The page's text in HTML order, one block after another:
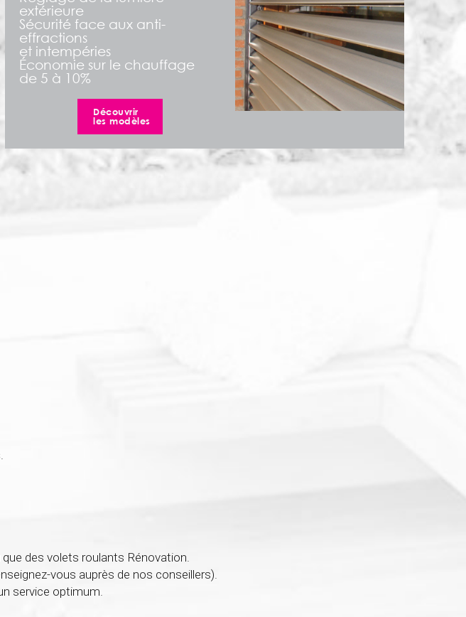
extérieure
Sécurité face aux anti-
effractions
et intempéries
Économie sur le chauffage
de 5 à 10%
Découvrir
les modèles
des volets roulants Rénovation.
vous auprès de nos conseillers).
service optimum.